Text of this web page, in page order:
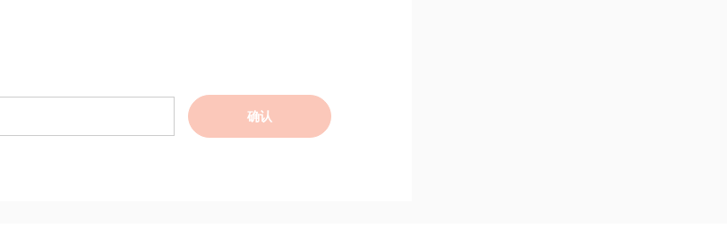
确认